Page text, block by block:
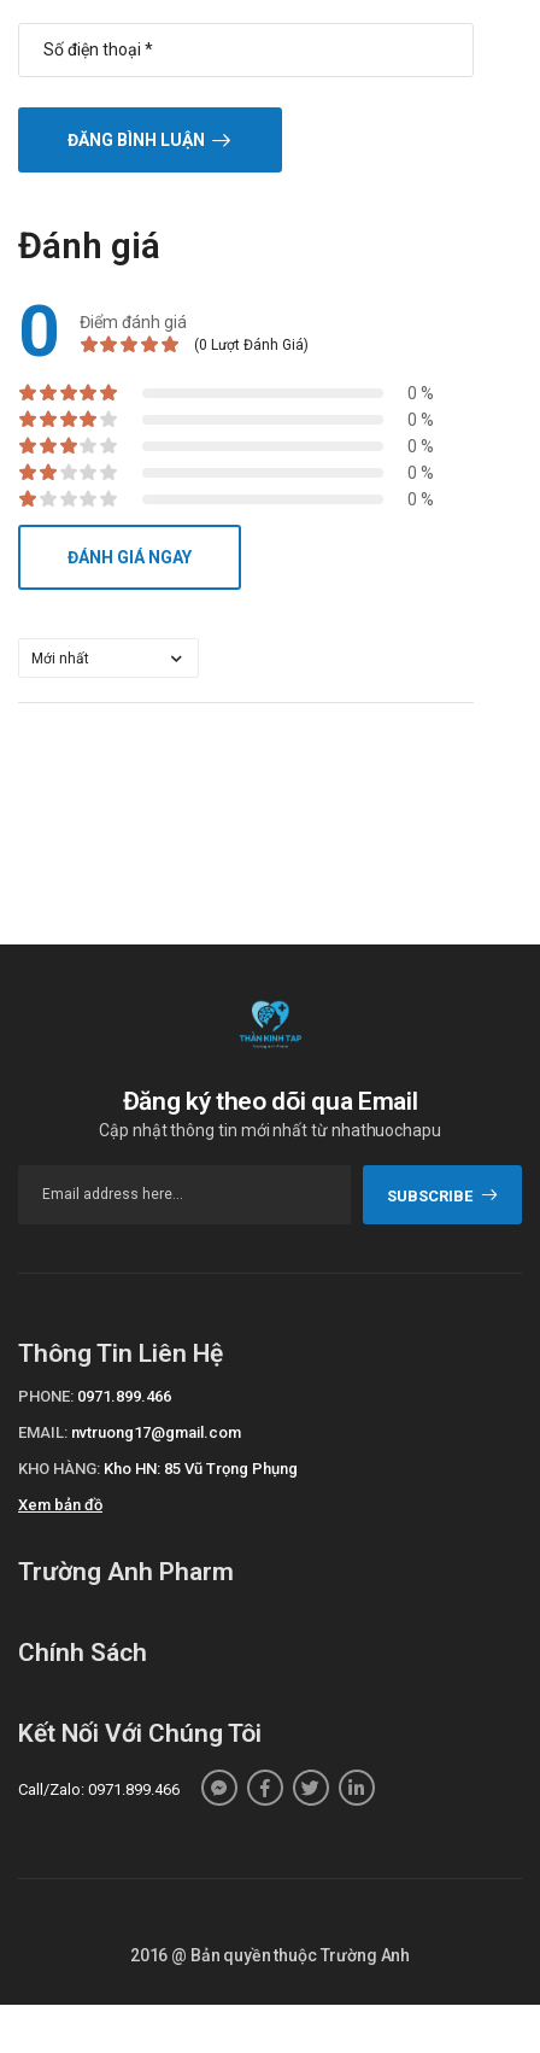
ĐĂNG BÌNH LUẬN
Đánh giá
0 Điểm đánh giá
(0 Lượt Đánh Giá)
0 %
0 %
0 %
0 %
0 %
ĐÁNH GIÁ NGAY
Đăng ký theo dõi qua Email
Cập nhật thông tin mới nhất từ nhathuochapu
SUBSCRIBE
Thông Tin Liên Hệ
PHONE: 0971.899.466
EMAIL: nvtruong17@gmail.com
KHO HÀNG: Kho HN: 85 Vũ Trọng Phụng
Xem bản đồ
Trường Anh Pharm
Chính Sách
Kết Nối Với Chúng Tôi
Call/Zalo: 0971.899.466
2016 @ Bản quyền thuộc Trường Anh